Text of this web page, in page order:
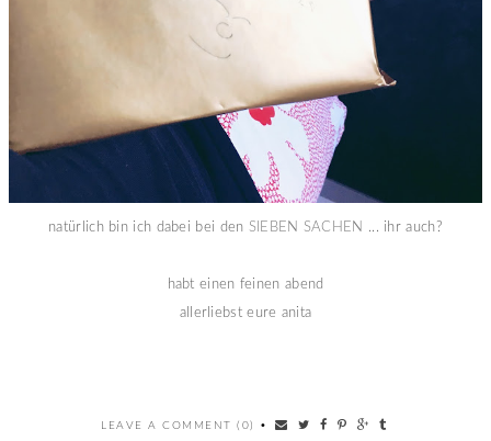
natürlich bin ich dabei bei den SIEBEN SACHEN ... ihr auch?
habt einen feinen abend
allerliebst eure anita
LEAVE A COMMENT (0) •